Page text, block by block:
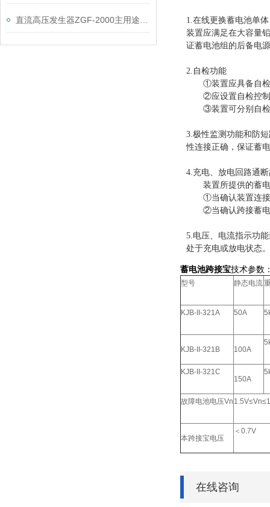
1.在线更换蓄电池单体
装置应满足在大容量
证蓄电池组的后备电
2.自检功能
①装置应具备自检功
②应设置自检控制
③装置可分别自检
3.极性监测功能和防
性连接正确，保证蓄
4.充电、放电回路通
装置所提供的蓄电
①当确认装置连接
②当确认跨接蓄电池
5.电压、电流指示功
处于充电或放电状态。
蓄电池跨接宝技术参数
型号 静态电流
KJB-II-321A 50A
KJB-II-321B 100A
KJB-II-321C
150A
故障电池电压Vn
本跨接宝电压
＜ 0.7V
在线咨询